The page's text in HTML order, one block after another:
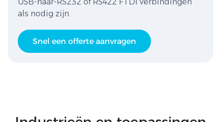
USB-naar-RS232 of RS422 FTDI verbindingen
als nodig zijn.
Snel een offerte aanvragen